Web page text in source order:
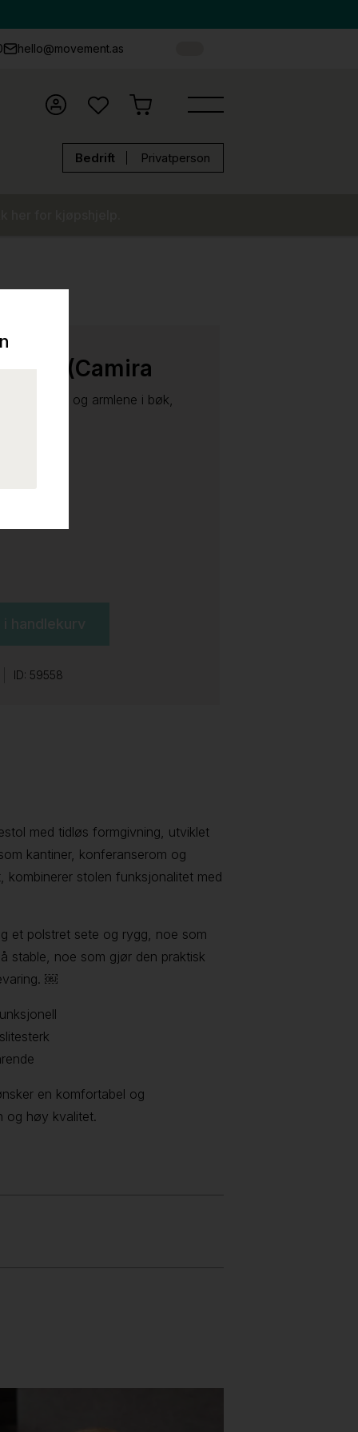
hello@movement.as
Bedrift Privatperson
stoff (Camira
ben og armlene i bøk,
handlekurv
ID: 59558
med tidløs formgivning, utviklet
kantiner, konferanserom og
kombinerer stolen funksjonalitet med
et polstret sete og rygg, noe som
stable, noe som gjør den praktisk
￼
en komfortabel og
og høy kvalitet.